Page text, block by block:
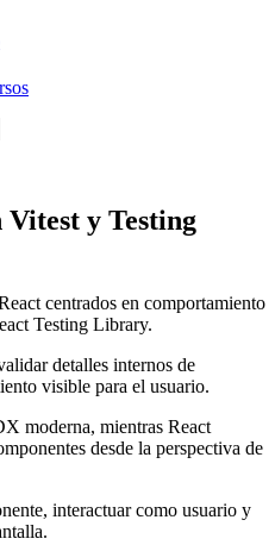
Vitest y Testing
centrados en comportamiento
Testing Library.
detalles internos de
visible para el usuario.
moderna, mientras React
desde la perspectiva de
interactuar como usuario y